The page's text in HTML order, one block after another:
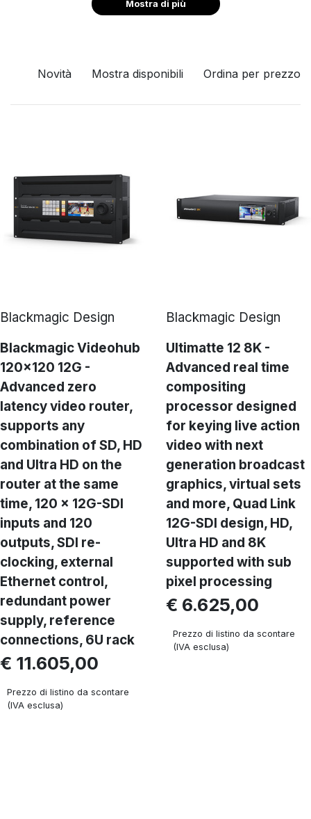
Mostra di più
Novità Mostra disponibili Ordina per prezzo
Blackmagic Design
Blackmagic Videohub
120x120 12G -
Advanced zero
latency video router,
supports any
combination of SD, HD
and Ultra HD on the
router at the same
time, 120 x 12G-SDI
inputs and 120
outputs, SDI re-
clocking, external
Ethernet control,
redundant power
supply, reference
connections, 6U rack
€ 11.605,00
Prezzo di listino da scontare
(IVA esclusa)
Blackmagic Design
Ultimatte 12 8K -
Advanced real time
compositing
processor designed
for keying live action
video with next
generation broadcast
graphics, virtual sets
and more, Quad Link
12G-SDI design, HD,
Ultra HD and 8K
supported with sub
pixel processing
€ 6.625,00
Prezzo di listino da scontare
(IVA esclusa)